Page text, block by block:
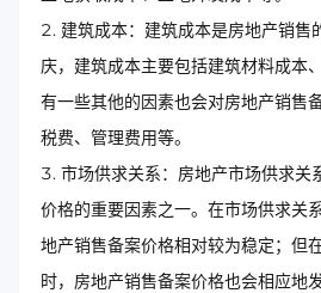
建筑成本：建筑成本是房地产销售
庆，建筑成本主要包括建筑材料成本
有一些其他的因素也会对房地产销售
税费、管理费用等。
市场供求关系：房地产市场供求关
价格的重要因素之一。在市场供求关
地产销售备案价格相对较为稳定；但
时，房地产销售备案价格也会相应地发